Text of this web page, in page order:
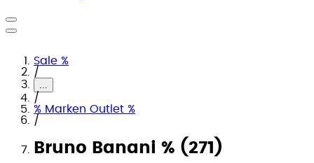
Sale %
/
...
/
% Marken Outlet %
/
Bruno Banani % (271)